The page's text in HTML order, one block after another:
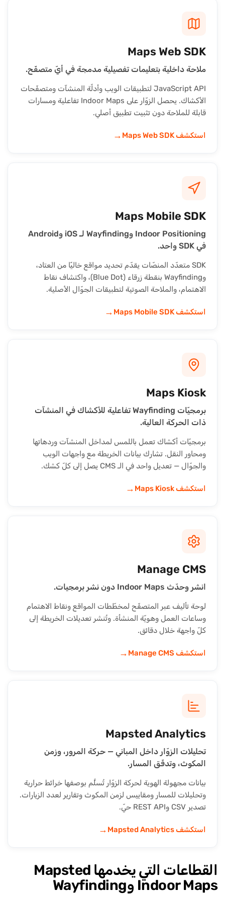
Maps Web SDK
ملاحة داخلية بتعليمات تفصيلية مدمجة في أيّ متصفّح.
JavaScript API لتطبيقات الويب وأدلّة المنشآت ومتصفّحات
الأكشاك. يحصل الزوّار على Indoor Maps تفاعلية ومسارات
قابلة للملاحة دون تثبيت تطبيق أصلي.
استكشف Maps Web SDK →
Maps Mobile SDK
Indoor Positioning وWayfinding لـ iOS وAndroid
في SDK واحد.
SDK متعدّد المنصّات يقدّم تحديد مواقع خاليًا من العتاد،
وWayfinding بنقطة زرقاء (Blue Dot)، واكتشاف نقاط
الاهتمام، والملاحة الصوتية لتطبيقات الجوّال الأصلية.
استكشف Maps Mobile SDK →
Maps Kiosk
برمجيّات Wayfinding تفاعلية للأكشاك في المنشآت
ذات الحركة العالية.
برمجيّات أكشاك تعمل باللمس لمداخل المنشآت وردهاتها
ومحاور النقل. تشارك بيانات الخريطة مع واجهات الويب
والجوّال — تعديل واحد في الـ CMS يصل إلى كلّ كشك.
استكشف Maps Kiosk →
Manage CMS
انشر وحدّث Indoor Maps دون نشر برمجيات.
لوحة تأليف عبر المتصفّح لمخطّطات المواقع ونقاط الاهتمام
وساعات العمل وهويّة المنشأة. وتُنشر تعديلات الخريطة إلى
كلّ واجهة خلال دقائق.
استكشف Manage CMS →
Mapsted Analytics
تحليلات الزوّار داخل المباني — حركة المرور، وزمن
المكوث، وتدفّق المسار.
بيانات مجهولة الهوية لحركة الزوّار تُسلَّم بوصفها خرائط حرارية
وتحليلات للمسار ومقاييس لزمن المكوث وتقارير لعدد الزيارات.
تصدير CSV وREST API حيّ.
استكشف Mapsted Analytics →
القطاعات التي يخدمها Mapsted
Indoor Maps وWayfinding